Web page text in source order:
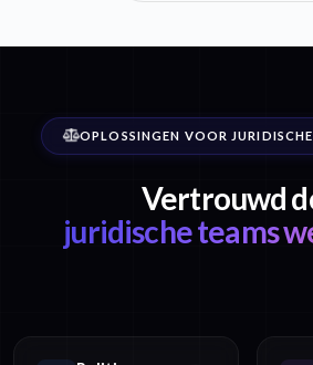
OPLOSSINGEN VOOR
Vertrouwd
juridische teams